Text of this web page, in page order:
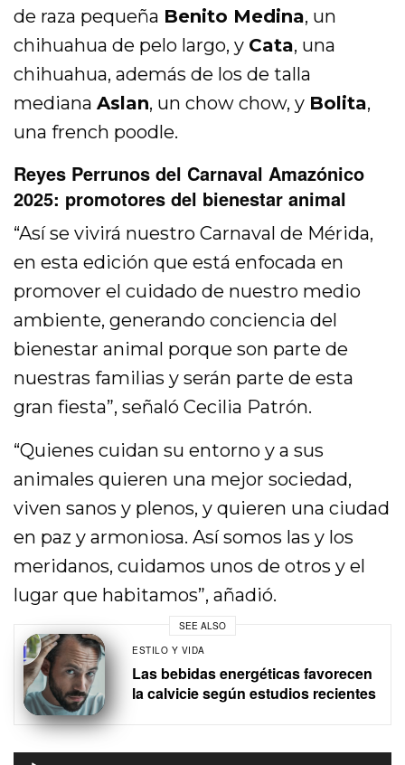
de raza pequeña Benito Medina, un
chihuahua de pelo largo, y Cata, una
chihuahua, además de los de talla
medianaAslan, un chow chow, y Bolita,
una french poodle.
Reyes Perrunos del Carnaval Amazónico
2025: promotores del bienestar animal
“Así se vivirá nuestro Carnaval de Mérida,
en esta edición que está enfocada en
promover el cuidado de nuestro medio
ambiente, generando conciencia del
bienestar animal porque son parte de
nuestras familias y serán parte de esta
gran fiesta”, señaló Cecilia Patrón.
“Quienes cuidan su entorno y a sus
animales quieren una mejor sociedad,
viven sanos y plenos, y quieren una ciudad
en paz y armoniosa. Así somos las y los
meridanos, cuidamos unos de otros y el
lugar que habitamos”, añadió.
SEE ALSO
ESTILO Y VIDA
Las bebidas energéticas favorecen
la calvicie según estudios recientes